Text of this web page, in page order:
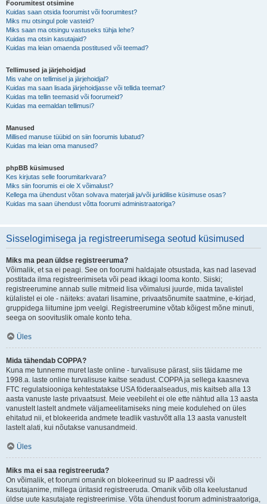
Foorumitest otsimine
Kuidas saan otsida foorumist või foorumitest?
Miks mu otsingul pole vasteid?
Miks saan ma otsingu vastuseks tühja lehe?
Kuidas ma otsin kasutajaid?
Kuidas ma leian omaenda postitused või teemad?
Tellimused ja järjehoidjad
Mis vahe on tellimisel ja järjehoidjal?
Kuidas ma saan lisada järjehoidjasse või tellida teemat?
Kuidas ma tellin teemasid või foorumeid?
Kuidas ma eemaldan tellimusi?
Manused
Millised manuse tüübid on siin foorumis lubatud?
Kuidas ma leian oma manused?
phpBB küsimused
Kes kirjutas selle foorumitarkvara?
Miks siin foorumis ei ole X võimalust?
Kellega ma ühendust võtan solvava materjali ja/või juriidilise küsimuse osas?
Kuidas ma saan ühendust võtta foorumi administraatoriga?
Sisselogimisega ja registreerumisega seotud küsimused
Miks ma pean üldse registreeruma?
Võimalik, et sa ei peagi. See on foorumi haldajate otsustada, kas nad lasevad
postitada ilma registreerimiseta või pead ikkagi looma konto. Siiski;
registreerumine annab sulle mitmeid lisa võimalusi juurde, mida tavalistel
külalistel ei ole - näiteks: avatari lisamine, privaatsõnumite saatmine, e-kirjad,
gruppidega liitumine jpm veelgi. Registreerumine võtab kõigest mõne minuti,
seega on soovituslik omale konto teha.
Üles
Mida tähendab COPPA?
Kuna me tunneme muret laste online - turvalisuse pärast, siis täidame me
1998.a. laste online turvalisuse kaitse seadust. COPPA ja sellega kaasneva
FTC regulatsiooniga kehtestatakse USA föderaalseadus, mis kaitseb alla 13
aasta vanuste laste privaatsust. Meie veebileht ei ole ette nähtud alla 13 aasta
vanustelt lastelt andmete väljameelitamiseks ning meie kodulehed on üles
ehitatud nii, et blokeerida andmete teadlik vastuvõtt alla 13 aasta vanustelt
lastelt alati, kui nõutakse vanusandmeid.
Üles
Miks ma ei saa registreeruda?
On võimalik, et foorumi omanik on blokeerinud su IP aadressi või
kasutajanime, millega üritasid registreeruda. Omanik võib olla keelustanud
üldse uute kasutajate registreerimise. Võta ühendust foorum administraatoriga,